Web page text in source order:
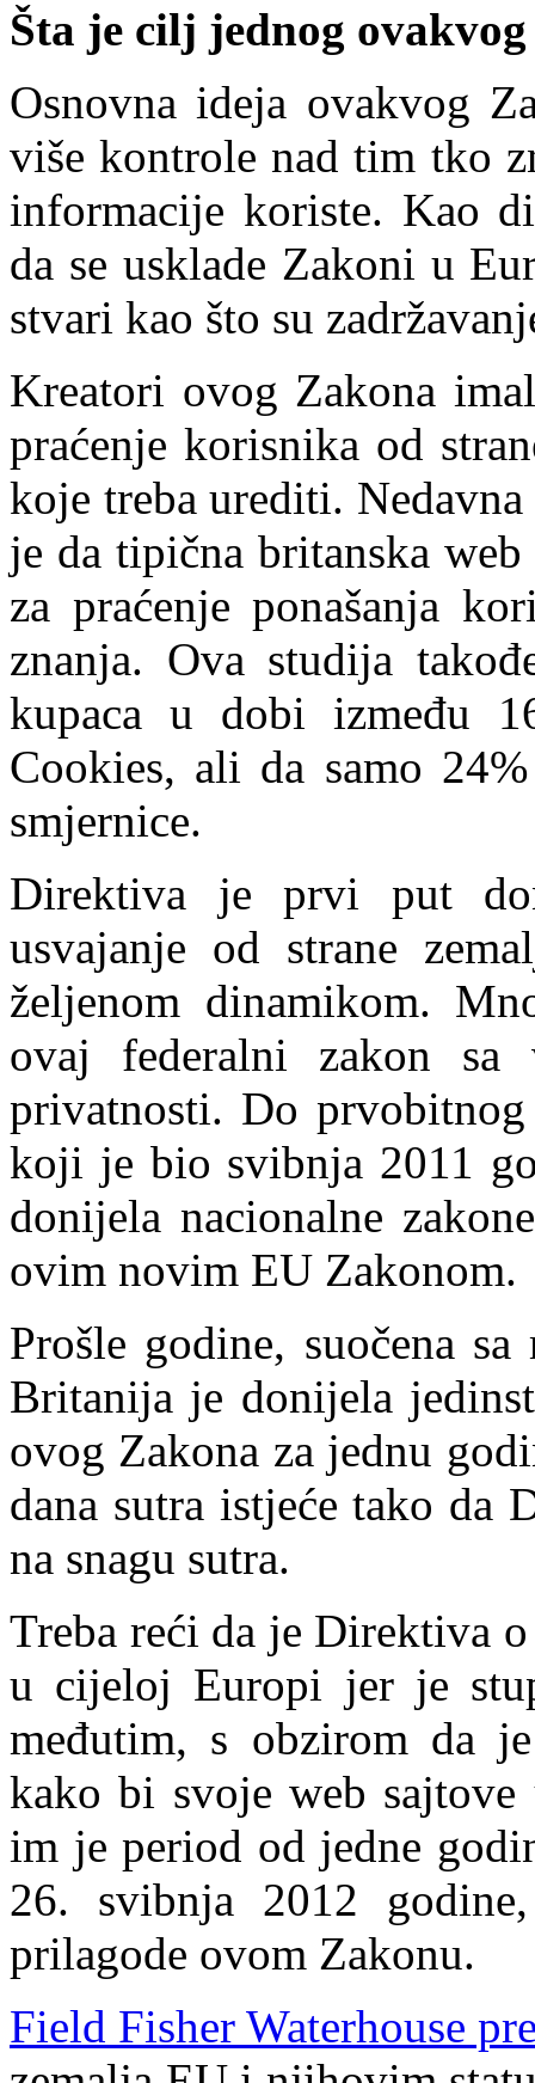
Šta je cilj jednog
Osnovna ideja ovakvog
više kontrole nad tim tko
informacije koriste. Kao
da se usklade Zakoni u
stvari kao što su
Kreatori ovog Zakona
praćenje korisnika od
koje treba urediti.
je da tipična britanska
za praćenje ponašanja
znanja. Ova studija
kupaca u dobi između
Cookies, ali da samo
smjernice.
Direktiva je prvi put
usvajanje od strane
željenom dinamikom.
ovaj federalni zakon sa
privatnosti. Do
koji je bio svibnja 2011
donijela nacionalne
ovim novim EU Zakonom.
Prošle godine, suočena
Britanija je donijela
ovog Zakona za jednu
dana sutra istjeće tako
na snagu sutra.
Treba reći da je Direktiva
​​u cijeloj Europi jer je
međutim, s obzirom da
kako bi svoje web
im je period od jedne
26. svibnja 2012
prilagode ovom Zakonu.
Field Fisher Waterhouse